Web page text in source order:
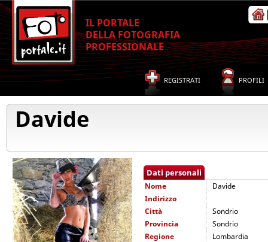
IL PORTALE
DELLA FOTOGRAFIA
PROFESSIONALE
REGISTRATI PROFILI
Davide
Dati personali
Nome
Davide
Indirizzo
Città
Sondrio
Provincia
Sondrio
Regione
Lombardia